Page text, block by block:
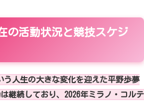
の活動状況と競技スケジ
う人生の大きな変化を迎えた平野歩夢
継続しており、2026年ミラノ・コルテ